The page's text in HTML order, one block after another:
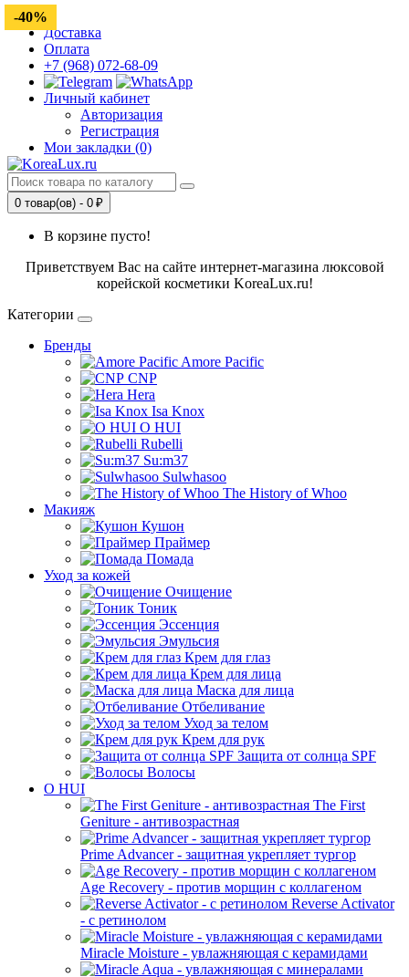
Доставка
Оплата
+7 (968) 072-68-09
Личный кабинет
Авторизация
Регистрация
Мои закладки (0)
0 товар(ов) - 0 ₽
В корзине пусто!
Приветствуем Вас на сайте интернет-магазина люксовой
корейской косметики KoreaLux.ru!
Категории
Бренды
Amore Pacific
CNP
Hera
Isa Knox
O HUI
Rubelli
Su:m37
Sulwhasoo
The History of Whoo
Макияж
Кушон
Праймер
Помада
Уход за кожей
Очищение
Тоник
Эссенция
Эмульсия
Крем для глаз
Крем для лица
Маска для лица
Отбеливание
Уход за телом
Крем для рук
Защита от солнца SPF
Волосы
O HUI
The First
Geniture - антивозрастная
Prime Advancer - защитная укрепляет тургор
Age Recovery - против морщин с коллагеном
Reverse Activator
- с ретинолом
Miracle Moisture - увлажняющая с керамидами
-17%
-40%